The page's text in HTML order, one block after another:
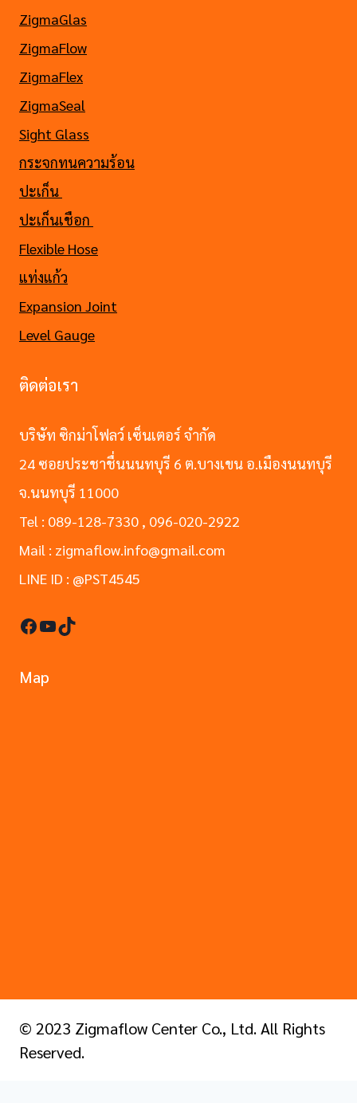
ZigmaGlas
ZigmaFlow
ZigmaFlex
ZigmaSeal
Sight Glass
กระจกทนความร้อน
ปะเก็น
ปะเก็นเชือก
Flexible Hose
แท่งแก้ว
Expansion Joint
Level Gauge
ติดต่อเรา
บริษัท ซิกม่าโฟลว์ เซ็นเตอร์ จำกัด
24 ซอยประชาชื่นนนทบุรี 6 ต.บางเขน อ.เมืองนนทบุรี
จ.นนทบุรี 11000
Tel : 089-128-7330 , 096-020-2922
Mail : zigmaflow.info@gmail.com
LINE ID : @PST4545
Facebook
YouTube
TikTok
Map
© 2023 Zigmaflow Center Co., Ltd. All Rights
Reserved.